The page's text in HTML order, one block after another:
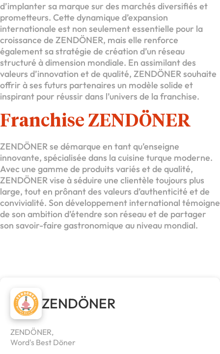
d’implanter sa marque sur des marchés diversifiés et
prometteurs. Cette dynamique d’expansion
internationale est non seulement essentielle pour la
croissance de ZENDÖNER, mais elle renforce
également sa stratégie de création d’un réseau
structuré à dimension mondiale. En assimilant des
valeurs d’innovation et de qualité, ZENDÖNER souhaite
offrir à ses futurs partenaires un modèle solide et
inspirant pour réussir dans l’univers de la franchise.
Franchise ZENDÖNER
ZENDÖNER se démarque en tant qu’enseigne
innovante, spécialisée dans la cuisine turque moderne.
Avec une gamme de produits variés et de qualité,
ZENDÖNER vise à séduire une clientèle toujours plus
large, tout en prônant des valeurs d’authenticité et de
convivialité. Son développement international témoigne
de son ambition d’étendre son réseau et de partager
son savoir-faire gastronomique au niveau mondial.
ZENDÖNER
ZENDÖNER,
Word's Best Döner